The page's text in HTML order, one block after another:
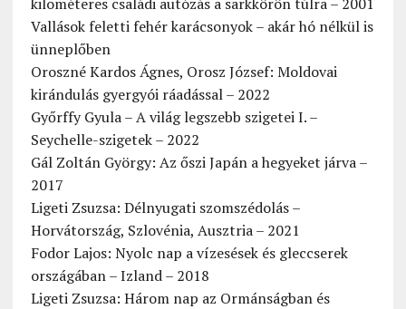
Vallások feletti fehér karácsonyok – akár hó nélkül is
ünneplőben
Oroszné Kardos Ágnes, Orosz József: Moldovai
kirándulás gyergyói ráadással – 2022
Győrffy Gyula – A világ legszebb szigetei I. –
Seychelle-szigetek – 2022
Gál Zoltán György: Az őszi Japán a hegyeket járva –
2017
Ligeti Zsuzsa: Délnyugati szomszédolás –
Horvátország, Szlovénia, Ausztria – 2021
Fodor Lajos: Nyolc nap a vízesések és gleccserek
országában – Izland – 2018
Ligeti Zsuzsa: Három nap az Ormánságban és